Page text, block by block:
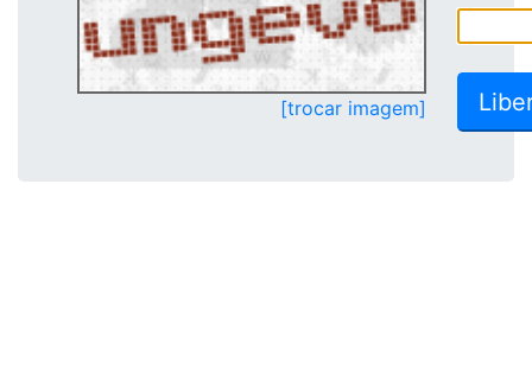
[trocar imagem]